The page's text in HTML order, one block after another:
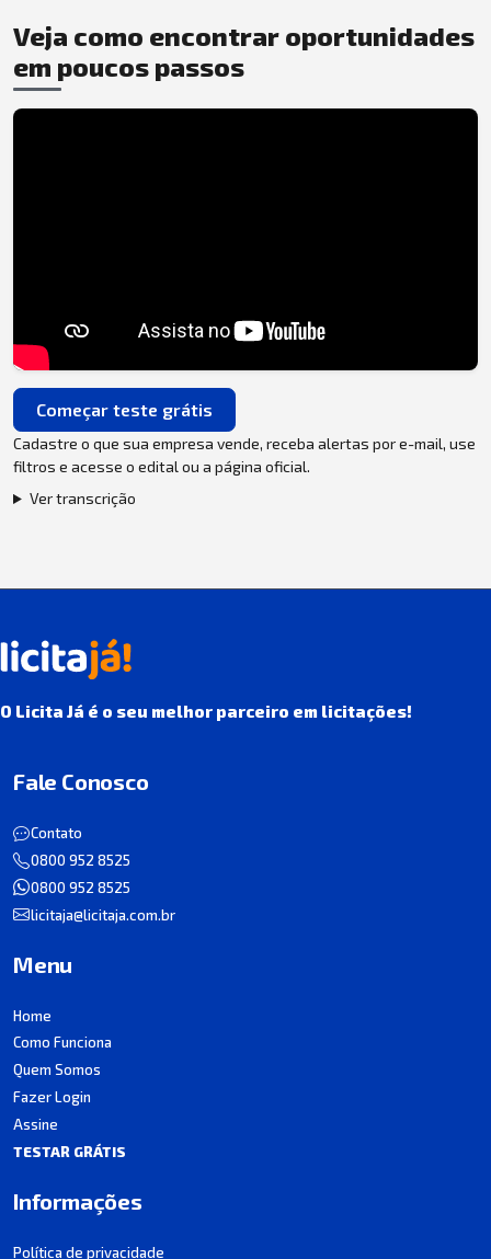
Veja como encontrar oportunidades
em poucos passos
Começar teste grátis
Cadastre o que sua empresa vende, receba alertas por e-mail, use
filtros e acesse o edital ou a página oficial.
Ver transcrição
O Licita Já é o seu melhor parceiro em licitações!
Fale Conosco
Contato
0800 952 8525
0800 952 8525
licitaja@licitaja.com.br
Menu
Home
Como Funciona
Quem Somos
Fazer Login
Assine
TESTAR GRÁTIS
Informações
Política de privacidade